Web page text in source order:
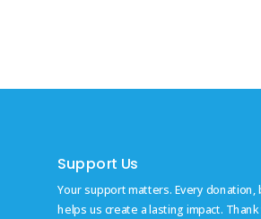
Support Us
Your support matters. Every donation,
helps us create a lasting impact.